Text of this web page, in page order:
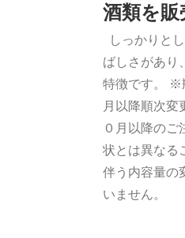
酒類を販
しっかりと
ばしさがあり
特徴です。 ※
月以降順次変
０月以降のご
状とは異なる
伴う内容量の
いません。